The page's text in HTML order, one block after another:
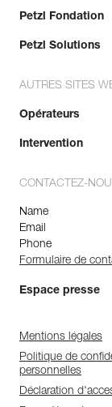
Petzl Fondation
Petzl Solutions
AUTRES SITES
Opérateurs
Intervention
CONTACTEZ-
Name
Email
Phone
Formulaire de
Espace presse
Mentions légales
Politique de
personnelles
Déclaration